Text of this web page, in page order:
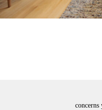
concerns